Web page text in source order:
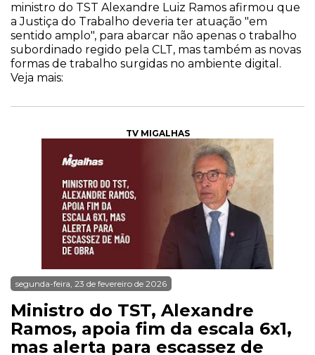
ministro do TST Alexandre Luiz Ramos afirmou que
a Justiça do Trabalho deveria ter atuação "em
sentido amplo", para abarcar não apenas o trabalho
subordinado regido pela CLT, mas também as novas
formas de trabalho surgidas no ambiente digital.
Veja mais:
TV MIGALHAS
segunda-feira, 23 de fevereiro de 2026
Ministro do TST, Alexandre
Ramos, apoia fim da escala 6x1,
mas alerta para escassez de